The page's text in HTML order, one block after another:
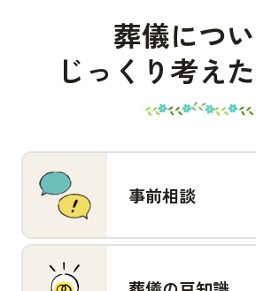
葬儀につ
じっくり考え
事前相談